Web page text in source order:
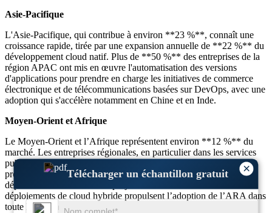
×
Télécharger un échantillon gratuit
Asie-Pacifique
L'Asie-Pacifique, qui contribue à environ **23 %**, connaît une
croissance rapide, tirée par une expansion annuelle de **22 %** du
développement cloud natif. Plus de **50 %** des entreprises de la
région APAC ont mis en œuvre l'automatisation des versions
d'applications pour prendre en charge les initiatives de commerce
électronique et de télécommunications basées sur DevOps, avec une
adoption qui s'accélère notamment en Chine et en Inde.
Moyen-Orient et Afrique
Le Moyen-Orient et l’Afrique représentent environ **12 %** du
marché. Les entreprises régionales, en particulier dans les services
publics et les administrations, automatisent de plus en plus les
processus de publication : **45 %** signalent une fiabilité de
déploiement améliorée. Les projets transfrontaliers et les
déploiements de cloud hybride propulsent l’adoption de l’ARA dans
toute la région.